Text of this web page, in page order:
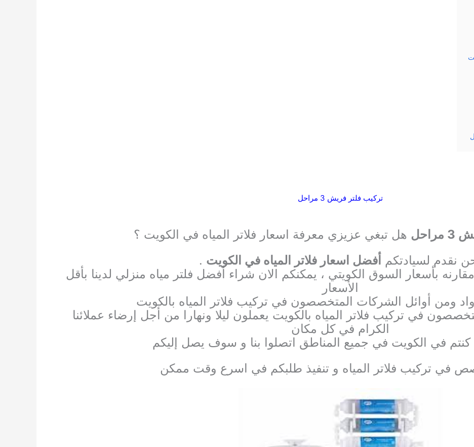
تركيب فلتر فريش 3 مراحل
هل تبغي عزيزي معرفة اسعار فلاتر المياه في الكويت ؟
نقدم لسيادتكم أفضل اسعار فلاتر المياه في الكويت .
بأسعار السوق الكويتي ، يمكنكم الان شراء أفضل فلتر مياه منزلي لدينا بأقل
الأسعار
ومن أوائل الشركات المتخصصون في تركيب فلاتر المياه بالكويت
في تركيب فلاتر المياه بالكويت يعملون ليلا ونهارا من أجل إرضاء عملائنا
الكرام في كل مكان
كنتم في الكويت في جميع المناطق اتصلوا بنا و سوف يصل إليكم
في تركيب فلاتر المياه و تنفيذ طلبكم في اسرع وقت ممكن